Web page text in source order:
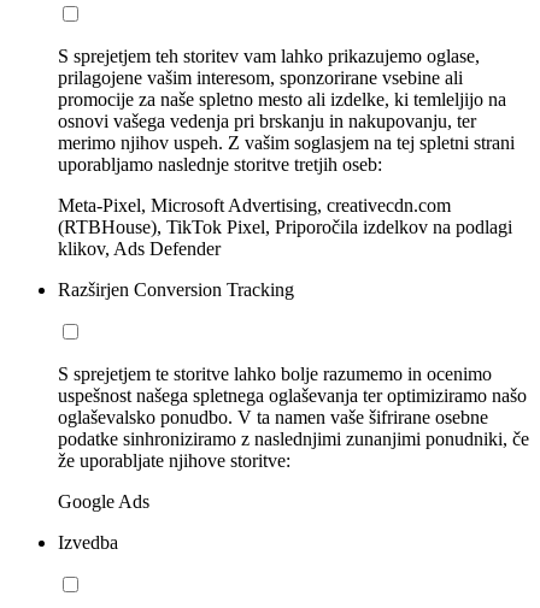
S sprejetjem teh storitev vam lahko prikazujemo oglase,
prilagojene vašim interesom, sponzorirane vsebine ali
promocije za naše spletno mesto ali izdelke, ki temleljijo na
osnovi vašega vedenja pri brskanju in nakupovanju, ter
merimo njihov uspeh. Z vašim soglasjem na tej spletni strani
uporabljamo naslednje storitve tretjih oseb:
Meta-Pixel, Microsoft Advertising, creativecdn.com
(RTBHouse), TikTok Pixel, Priporočila izdelkov na podlagi
klikov, Ads Defender
Razširjen Conversion Tracking
S sprejetjem te storitve lahko bolje razumemo in ocenimo
uspešnost našega spletnega oglaševanja ter optimiziramo našo
oglaševalsko ponudbo. V ta namen vaše šifrirane osebne
podatke sinhroniziramo z naslednjimi zunanjimi ponudniki, če
že uporabljate njihove storitve:
Google Ads
Izvedba